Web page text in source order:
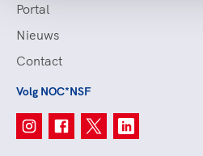
Portal
Nieuws
Contact
Volg NOC*NSF